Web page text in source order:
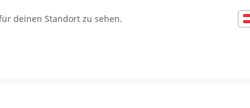
deinen Standort zu sehen.